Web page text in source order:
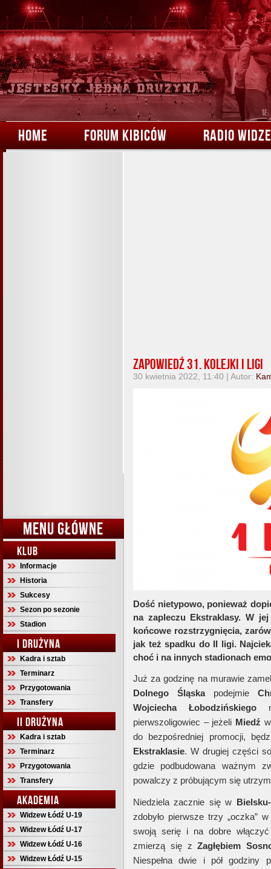
HOME FORUM KIBICÓW RADIO
MENU GŁÓWNE
KLUB
Informacje
Historia
Sukcesy
Sezon po sezonie
Stadion
I DRUŻYNA
Kadra i sztab
Terminarz
Przygotowania
Transfery
II DRUŻYNA
Kadra i sztab
Terminarz
Przygotowania
Transfery
AKADEMIA
Widzew Łódź U-19
Widzew Łódź U-17
Widzew Łódź U-16
Widzew Łódź U-15
Zapowiedź 31. kolejki I ligi
30 kwietnia 2022, 11:40 | Autor:
Dość nietypowo, ponieważ
na zapleczu Ekstraklasy. W
końcowe rozstrzygnięcia,
jak też spadku do II ligi.
choć i na innych stadionach
Już za godzinę na murawie
Dolnego Śląska podejmie
Wojciecha Łobodzińskiego
pierwszoligowiec – jeżeli Miedź
do bezpośredniej promocji,
Ekstraklasie. W drugiej części
gdzie podbudowana ważnym
powalczy z próbującym się
Niedziela zacznie się w
zdobyło pierwsze trzy „oczka”
swoją serię i na dobre
zmierzą się zZagłębiem
Niespełna dwie i pół godziny